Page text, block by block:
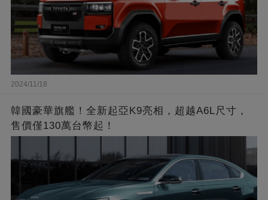
2024/11/18
韓國豪華旗艦！全新起亞K9亮相，超越A6L尺寸，
售價僅130萬台幣起！